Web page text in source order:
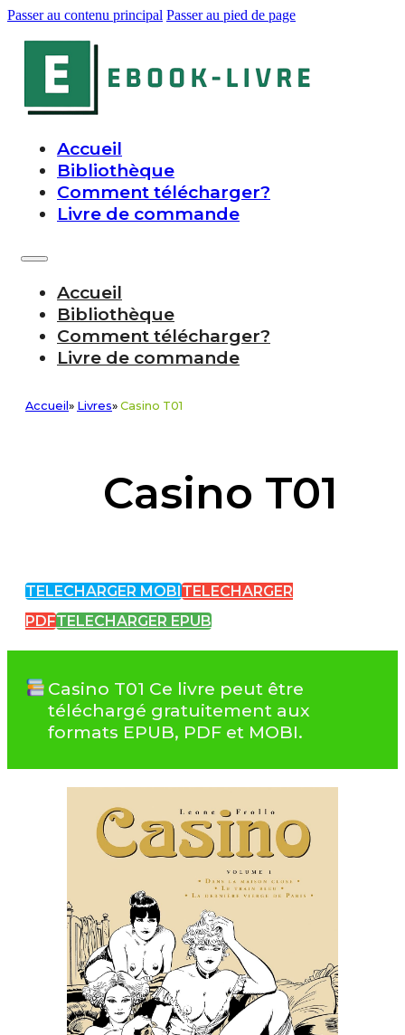
Passer au contenu principal Passer au pied de page
Accueil
Bibliothèque
Comment télécharger?
Livre de commande
Accueil
Bibliothèque
Comment télécharger?
Livre de commande
Accueil » Livres» Casino T01
Casino T01
TELECHARGER MOBI TELECHARGER
PDFTELECHARGER EPUB
Casino T01 Ce livre peut être
téléchargé gratuitement aux
formats EPUB, PDF et MOBI.